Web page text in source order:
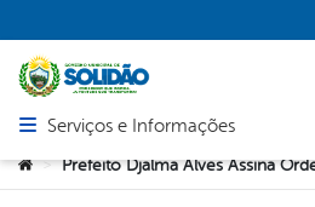
Abrir menu principal de navegação
Serviços e Informações
Você está aqui:
>